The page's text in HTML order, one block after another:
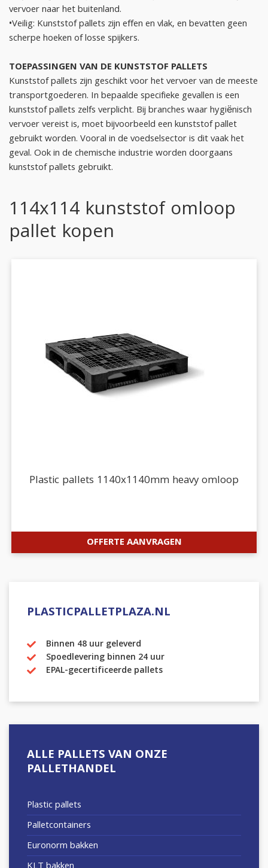
PLASTICPALLETPLAZA.NL
Binnen 48 uur geleverd
Spoedlevering binnen 24 uur
EPAL-gecertificeerde pallets
ALLE PALLETS VAN ONZE
PALLETHANDEL
Plastic pallets
Palletcontainers
Euronorm bakken
vervoer naar het buitenland.
•Veilig: Kunststof pallets zijn effen en vlak, en bevatten geen
scherpe hoeken of losse spijkers.
TOEPASSINGEN VAN DE KUNSTSTOF PALLETS
Kunststof pallets zijn geschikt voor het vervoer van de meeste
transportgoederen. In bepaalde specifieke gevallen is een
kunststof pallets zelfs verplicht. Bij branches waar hygiënisch
vervoer vereist is, moet bijvoorbeeld een kunststof pallet
gebruikt worden. Vooral in de voedselsector is dit vaak het
geval. Ook in de chemische industrie worden doorgaans
kunststof pallets gebruikt.
114x114 kunststof omloop
pallet kopen
Plastic pallets 1140x1140mm heavy omloop
OFFERTE AANVRAGEN